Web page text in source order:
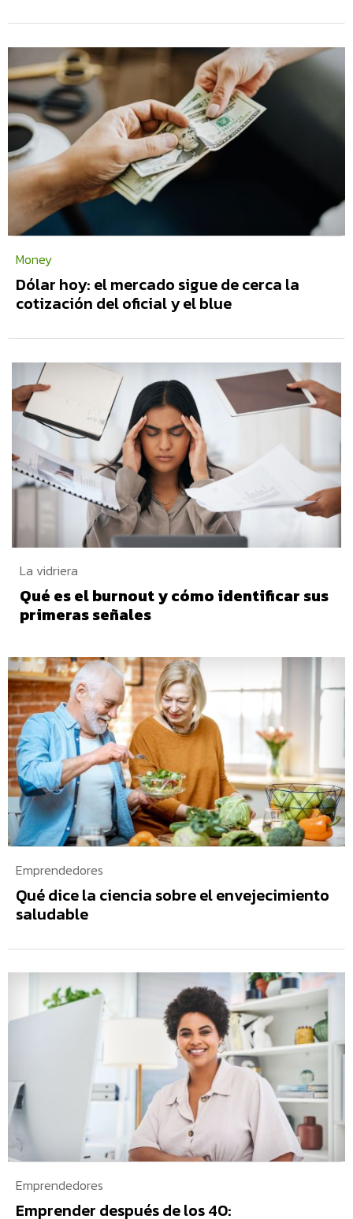
Money
Dólar hoy: el mercado sigue de cerca la
cotización del oficial y el blue
La vidriera
Qué es el burnout y cómo identificar sus
primeras señales
Emprendedores
Qué dice la ciencia sobre el envejecimiento
saludable
Emprendedores
Emprender después de los 40: